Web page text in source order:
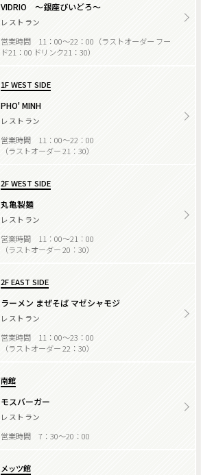
VIDRIO ～銀座びいどろ～
レストラン
営業時間 11：00～22：00（ラストオーダー フー
ド21：00 ドリンク21：30）
1F WEST SIDE
PHO' MINH
レストラン
営業時間 11：00～22：00
（ラストオーダー 21：30）
2F WEST SIDE
丸亀製麺
レストラン
営業時間 11：00～21：00
（ラストオーダー 20：30）
2F EAST SIDE
ラーメン まぜそば マゼシャモジ
レストラン
営業時間 11：00～23：00
（ラストオーダー 22：30）
南館
モスバーガー
レストラン
営業時間 7：30～20：00
メッツ館